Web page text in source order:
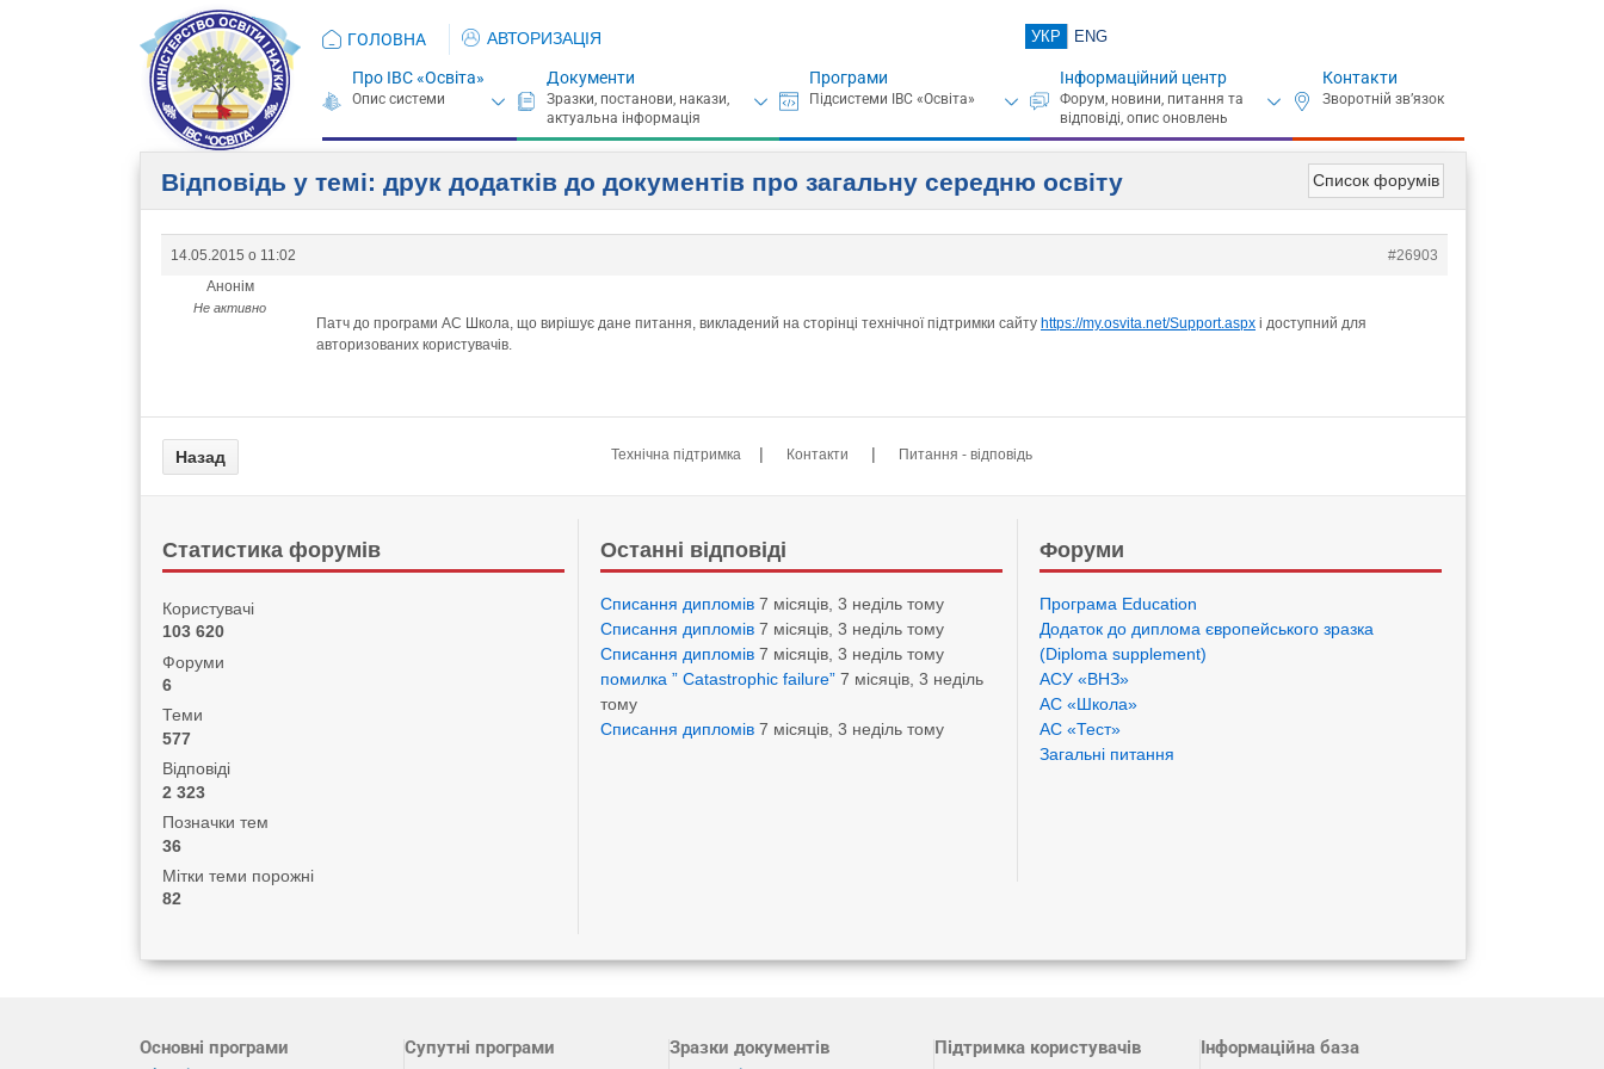
ГОЛОВНА АВТОРИЗАЦІЯ УКР ENG
Про ІВС «Освіта» Документи Програми Інформаційний центр Контакти
Список форумів
Відповідь у темі: друк додатків до документів про загальну середню освіту
14.05.2015 о 11:02
#26903
Анонім
Не активно
Патч до програми АС Школа, що вирішує дане питання, викладений на сторінці технічної підтримки сайту https://my.osvita.net/Support.aspx і доступний для
авторизованих користувачів.
Технічна підтримка | Контакти | Питання - відповідь
Статистика форумів
Користувачі
103 620
Форуми
6
Теми
577
Відповіді
2 323
Позначки тем
36
Мітки теми порожні
82
Останні відповіді
Списання дипломів 7 місяців, 3 неділь тому
Списання дипломів 7 місяців, 3 неділь тому
Списання дипломів 7 місяців, 3 неділь тому
помилка ” Catastrophic failure” 7 місяців, 3 неділь
тому
Списання дипломів 7 місяців, 3 неділь тому
Форуми
Програма Eduсation
Додаток до диплома європейського зразка
(Diploma supplement)
АСУ «ВНЗ»
АС «Школа»
АС «Тест»
Загальні питання
Основні програми Супутні програми Зразки документів Підтримка користувачів Інформаційна база